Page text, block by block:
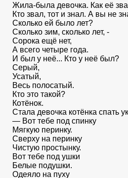
Жила-была девочка. Как её
Кто звал, тот и знал. А вы не
Сколько ей было лет?
Сколько зим, сколько лет, -
Сорока ещё нет,
А всего четыре года.
И был у неё... Кто у неё был?
Серый,
Усатый,
Весь полосатый.
Кто это такой?
Котёнок.
Стала девочка котёнка спать
— Вот тебе под спинку
Мягкую перинку.
Сверху на перинку
Чистую простынку.
Вот тебе под ушки
Белые подушки.
Одеяло на пуху